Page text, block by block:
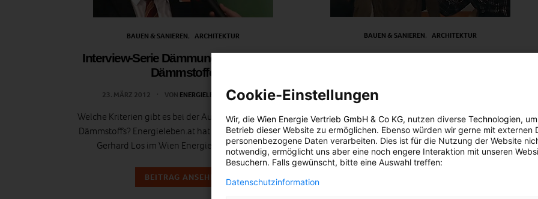
BAUEN & SANIEREN ARCHITEKTUR
Interview-Serie Dämmung: Kriterien für
Dämmstoffe
23. MÄRZ 2012 VON ENERGIELEBEN REDAKTION
Welche Kriterien gibt es bei der Auswahl des richtigen
Dämmstoffs? Energieleben.at hat Energieberater Ing.
Gerhard Los im Wien Energie-Haus gefragt.
BEITRAG ANSEHEN
BAUEN & SANIEREN ARCHITEKTUR
Interview-Serie Dämmung: Wozu
21. MÄRZ 2012
Wozu ist Wärmedämmung überhaupt gut?
Energieleben.at hat Energieberater Ing. Gerhard Los im
Wien Energie-Haus gefragt.
Cookie-Einstellungen
Wir, die Wien Energie Vertrieb GmbH & Co KG, nutzen diverse Technologien,
Betrieb dieser Website zu ermöglichen. Ebenso würden wir gerne mit externen
personenbezogene Daten verarbeiten. Dies ist für die Nutzung der Website
notwendig, ermöglicht uns aber eine noch engere Interaktion mit unseren
Besuchern. Falls gewünscht, bitte eine Auswahl treffen:
Datenschutzinformation